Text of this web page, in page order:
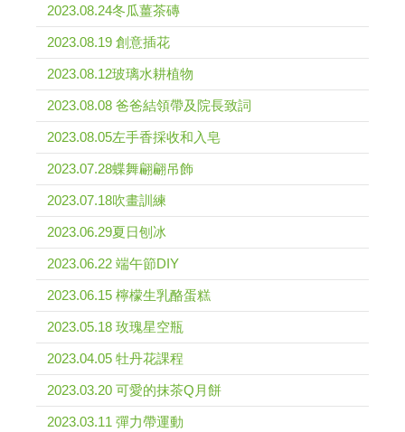
2023.08.24冬瓜薑茶磚
2023.08.19 創意插花
2023.08.12玻璃水耕植物
2023.08.08 爸爸結領帶及院長致詞
2023.08.05左手香採收和入皂
2023.07.28蝶舞翩翩吊飾
2023.07.18吹畫訓練
2023.06.29夏日刨冰
2023.06.22 端午節DIY
2023.06.15 檸檬生乳酪蛋糕
2023.05.18 玫瑰星空瓶
2023.04.05 牡丹花課程
2023.03.20 可愛的抹茶Q月餅
2023.03.11 彈力帶運動